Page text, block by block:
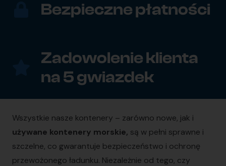
Bezpieczne płatności
Zadowolenie klienta
na 5 gwiazdek
Wszystkie nasze kontenery – zarówno nowe, jak i
używane kontenery morskie, są w pełni sprawne i
szczelne, co gwarantuje bezpieczeństwo i ochronę
przewożonego ładunku. Niezależnie od tego, czy